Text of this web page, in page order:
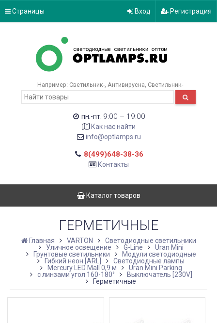
Страницы Вход Регистрация
Например: Светильник- Антивирусна Светильник-
пн.-пт. 9:00 – 19:00
Как нас найти
info@optlamps.ru
8(499)648-38-36
Контакты
Каталог товаров
ГЕРМЕТИЧНЫЕ
Главная VARTON
Светодиодные светильники
Уличное освещение
G-Line
Uran Mini
Грунтовые светильники
Модули светодиодные
Гибкий неон [ARL]
Светодиодные лампы
Mercury LED Mall 0,9 м
Uran Mini Parking
с линзами угол 160-180°
Выключатель [230V]
Герметичные